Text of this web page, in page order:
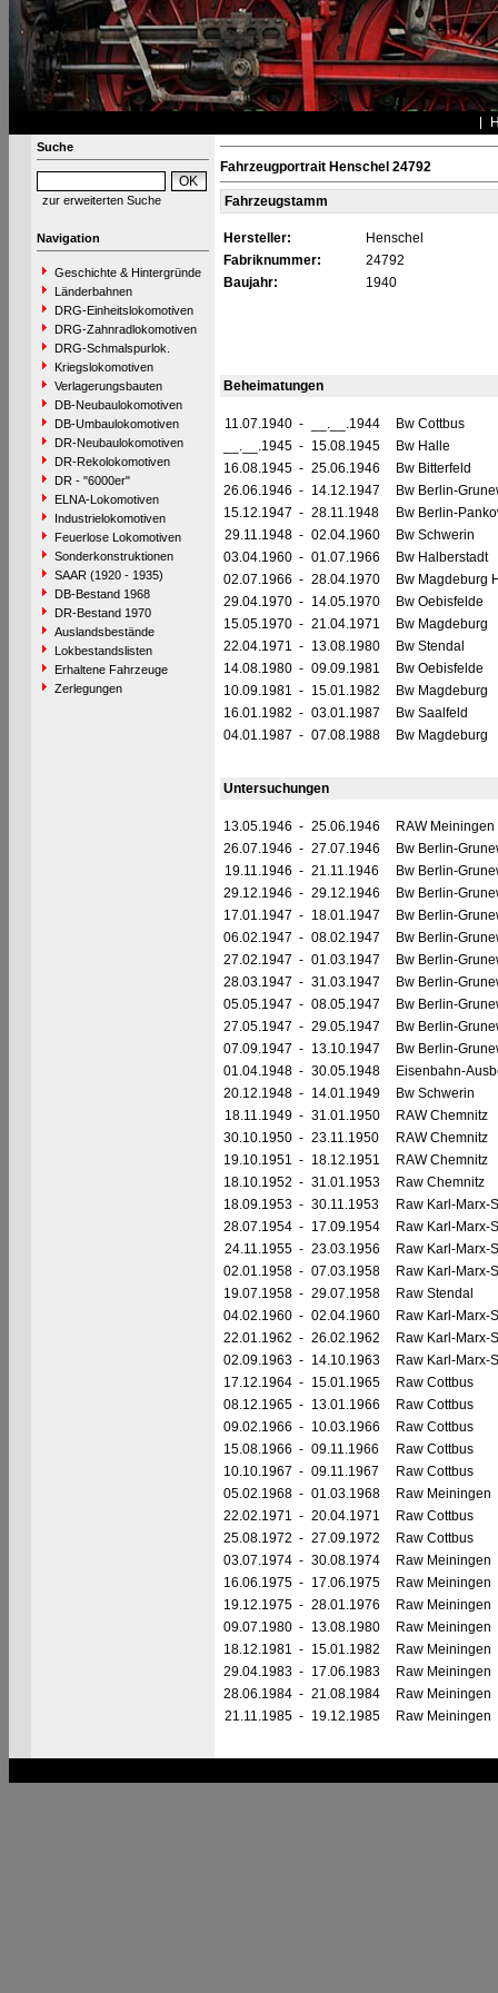
Suche
zur erweiterten Suche
Navigation
Geschichte & Hintergründe
Länderbahnen
DRG-Einheitslokomotiven
DRG-Zahnradlokomotiven
DRG-Schmalspurlok.
Kriegslokomotiven
Verlagerungsbauten
DB-Neubaulokomotiven
DB-Umbaulokomotiven
DR-Neubaulokomotiven
DR-Rekolokomotiven
DR - "6000er"
ELNA-Lokomotiven
Industrielokomotiven
Feuerlose Lokomotiven
Sonderkonstruktionen
SAAR (1920 - 1935)
DB-Bestand 1968
DR-Bestand 1970
Auslandsbestände
Lokbestandslisten
Erhaltene Fahrzeuge
Zerlegungen
Fahrzeugportrait Henschel 24792
Fahrzeugstamm
Hersteller:
Henschel
Fabriknummer:
24792
Baujahr:
1940
Beheimatungen
11.07.1940 - __.__.1944
Bw Cottbus
__.__.1945 - 15.08.1945
Bw Halle
16.08.1945 - 25.06.1946
Bw Bitterfeld
26.06.1946 - 14.12.1947
Bw Berlin-
15.12.1947 - 28.11.1948
Bw Berlin-
29.11.1948 - 02.04.1960
Bw Schwerin
03.04.1960 - 01.07.1966
Bw Halberstadt
02.07.1966 - 28.04.1970
Bw Magdeburg
29.04.1970 - 14.05.1970
Bw Oebisfelde
15.05.1970 - 21.04.1971
Bw Magdeburg
22.04.1971 - 13.08.1980
Bw Stendal
14.08.1980 - 09.09.1981
Bw Oebisfelde
10.09.1981 - 15.01.1982
Bw Magdeburg
16.01.1982 - 03.01.1987
Bw Saalfeld
04.01.1987 - 07.08.1988 Bw Magdeburg
Untersuchungen
13.05.1946 - 25.06.1946
RAW Meiningen
26.07.1946 - 27.07.1946
Bw Berlin-
19.11.1946 - 21.11.1946
Bw Berlin-
29.12.1946 - 29.12.1946
Bw Berlin-
17.01.1947 - 18.01.1947
Bw Berlin-
06.02.1947 - 08.02.1947
Bw Berlin-
27.02.1947 - 01.03.1947
Bw Berlin-
28.03.1947 - 31.03.1947
Bw Berlin-
05.05.1947 - 08.05.1947
Bw Berlin-
27.05.1947 - 29.05.1947
Bw Berlin-
07.09.1947 - 13.10.1947
Bw Berlin-
01.04.1948 - 30.05.1948
Eisenbahn-
20.12.1948 - 14.01.1949
Bw Schwerin
18.11.1949 - 31.01.1950
RAW Chemnitz
30.10.1950 - 23.11.1950
RAW Chemnitz
19.10.1951 - 18.12.1951
RAW Chemnitz
18.10.1952 - 31.01.1953
Raw Chemnitz
18.09.1953 - 30.11.1953
Raw Karl-Marx-
28.07.1954 - 17.09.1954
Raw Karl-Marx-
24.11.1955 - 23.03.1956
Raw Karl-Marx-
02.01.1958 - 07.03.1958
Raw Karl-Marx-
19.07.1958 - 29.07.1958
Raw Stendal
04.02.1960 - 02.04.1960
Raw Karl-Marx-
22.01.1962 - 26.02.1962
Raw Karl-Marx-
02.09.1963 - 14.10.1963
Raw Karl-Marx-
17.12.1964 - 15.01.1965
Raw Cottbus
08.12.1965 - 13.01.1966
Raw Cottbus
09.02.1966 - 10.03.1966
Raw Cottbus
15.08.1966 - 09.11.1966
Raw Cottbus
10.10.1967 - 09.11.1967
Raw Cottbus
05.02.1968 - 01.03.1968
Raw Meiningen
22.02.1971 - 20.04.1971
Raw Cottbus
25.08.1972 - 27.09.1972
Raw Cottbus
03.07.1974 - 30.08.1974
Raw Meiningen
16.06.1975 - 17.06.1975
Raw Meiningen
19.12.1975 - 28.01.1976
Raw Meiningen
09.07.1980 - 13.08.1980
Raw Meiningen
18.12.1981 - 15.01.1982
Raw Meiningen
29.04.1983 - 17.06.1983
Raw Meiningen
28.06.1984 - 21.08.1984
Raw Meiningen
21.11.1985 - 19.12.1985 Raw Meiningen